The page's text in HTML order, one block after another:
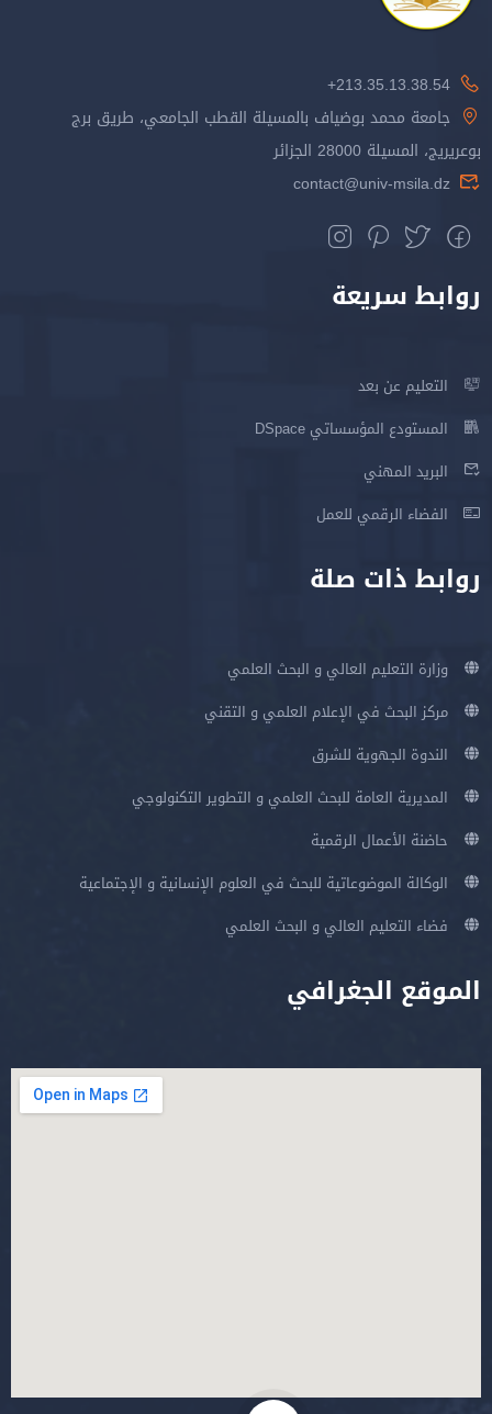
213.35.13.38.54+
جامعة محمد بوضياف بالمسيلة القطب الجامعي، طريق برج
بوعريريج، المسيلة 28000 الجزائر
contact@univ-msila.dz
روابط سريعة
التعليم عن بعد
المستودع المؤسساتي DSpace
البريد المهني
الفضاء الرقمي للعمل
روابط ذات صلة
وزارة التعليم العالي و البحث العلمي
مركز البحث في الإعلام العلمي و التقني
الندوة الجهوية للشرق
المديرية العامة للبحث العلمي و التطوير التكنولوجي
حاضنة الأعمال الرقمية
الوكالة الموضوعاتية للبحث في العلوم الإنسانية و الإجتماعية
فضاء التعليم العالي و البحث العلمي
الموقع الجغرافي